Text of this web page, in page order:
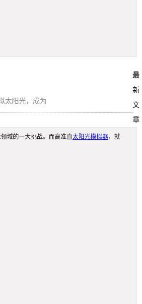
太阳光，成为
域的一大挑战。而高准直太阳光模拟器，就
最
新
文
章